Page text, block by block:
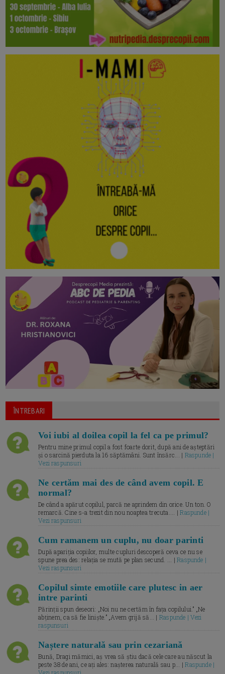
ÎNTREBARI
Voi iubi al doilea copil la fel ca pe primul?
Pentru mine primul copil a fost foarte dorit, după ani de așteptări
și o sarcină pierduta la 16 săptămâni. Sunt însărc... | Raspunde |
Vezi raspunsuri
Ne certăm mai des de când avem copil. E
normal?
De când a apărut copilul, parcă ne aprindem din orice. Un ton. O
remarcă. Cine s-a trezit din nou noaptea trecuta.... |Raspunde |
Vezi raspunsuri
Cum ramanem un cuplu, nu doar parinti
După apariția copiilor, multe cupluri descoperă ceva ce nu se
spune prea des: relația se mută pe plan secund. ... |Raspunde |
Vezi raspunsuri
Copilul simte emotiile care plutesc in aer
intre parinti
Părinții spun deseori: „Noi nu ne certăm în fața copilului.” „Ne
abținem, ca să fie liniște.” „Avem grijă să... | Raspunde | Vezi
raspunsuri
Naștere naturală sau prin cezariană
Bună, Dragi mămici, aș vrea să știu dacă cele care au născut la
peste 38 de ani, ce ați ales: nașterea naturală sau p... |Raspunde |